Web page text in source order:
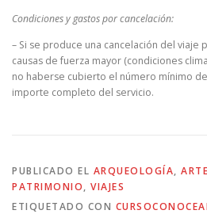
Condiciones y gastos por cancelación:
– Si se produce una cancelación del viaje
causas de fuerza mayor (condiciones
no haberse cubierto el número mínimo
importe completo del servicio.
PUBLICADO EL ARQUEOLOGÍA, ARTE
PATRIMONIO, VIAJES
ETIQUETADO CON